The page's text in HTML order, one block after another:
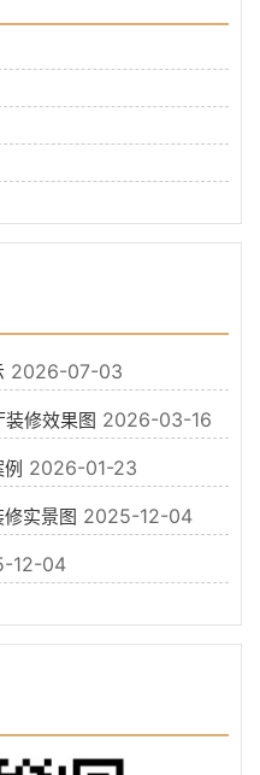
2026-07-03
修效果图 2026-03-16
2026-01-23
实景图 2025-12-04
12-04